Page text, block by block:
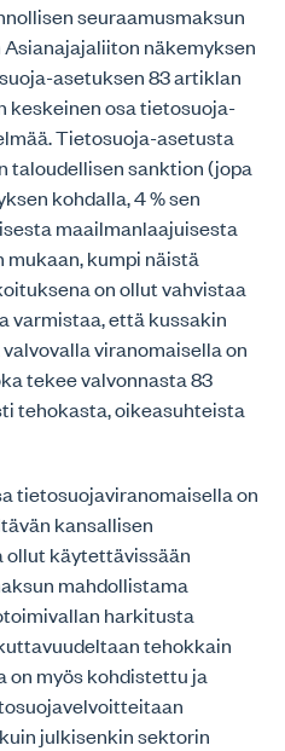
seuraamusmaksun
näkemyksen
asetuksen 83 artiklan
keskeinen osa tietosuoja-
Tietosuoja-asetusta
taloudellisen sanktion (jopa
kohdalla, 4 % sen
maailmanlaajuisesta
kumpi näistä
on ollut vahvistaa
varmistaa, että kussakin
viranomaisella on
tekee valvonnasta 83
tehokasta, oikeasuhteista
tietosuojaviranomaisella on
kansallisen
ollut käytettävissään
mahdollistama
harkitusta
tehokkain
on myös kohdistettu ja
julkisenkin sektorin